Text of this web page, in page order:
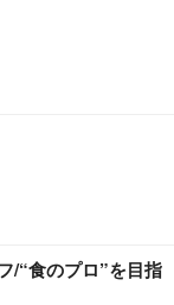
/“食のプロ”を目指